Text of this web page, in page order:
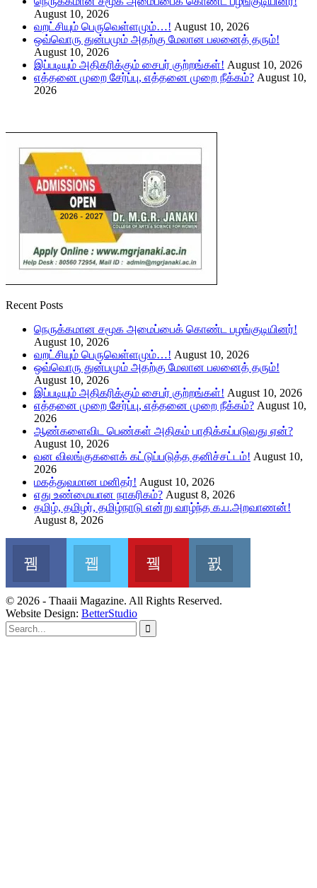
August 10, 2026
வறட்சியும் பெருவெள்ளமும்…! August 10, 2026
ஒவ்வொரு துன்பமும் அதற்கு மேலான பலனைத் தரும்!
August 10, 2026
இப்படியும் அதிகரிக்கும் சைபர் குற்றங்கள்! August 10, 2026
எத்தனை முறை சேர்ப்பு, எத்தனை முறை நீக்கம்? August 10,
2026
Recent Posts
நெருக்கமான சமூக அமைப்பைக் கொண்ட பழங்குடியினர்!
August 10, 2026
வறட்சியும் பெருவெள்ளமும்…! August 10, 2026
ஒவ்வொரு துன்பமும் அதற்கு மேலான பலனைத் தரும்!
August 10, 2026
இப்படியும் அதிகரிக்கும் சைபர் குற்றங்கள்! August 10, 2026
எத்தனை முறை சேர்ப்பு, எத்தனை முறை நீக்கம்? August 10,
2026
ஆண்களைவிட பெண்கள் அதிகம் பாதிக்கப்படுவது ஏன்?
August 10, 2026
வன விலங்குகளைக் கட்டுப்படுத்த தனிச்சட்டம்! August 10,
2026
மகத்துவமான மனிதர்! August 10, 2026
எது உண்மையான நாகரிகம்? August 8, 2026
தமிழ், தமிழர், தமிழ்நாடு என்று வாழ்ந்த க.ப.அறவாணன்!
August 8, 2026
Facebook
Join us on Facebook
Twitter
Join us on Twitter
Youtube
Join us on Youtube
© 2026 - Thaaii Magazine. All Rights Reserved.
Website Design: BetterStudio